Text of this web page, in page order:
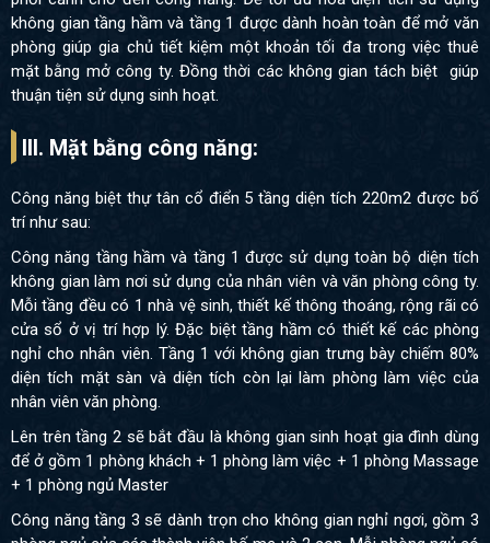
không gian tầng hầm và tầng 1 được dành hoàn toàn để mở văn
phòng giúp gia chủ tiết kiệm một khoản tối đa trong việc thuê
mặt bằng mở công ty. Đồng thời các không gian tách biệt giúp
thuận tiện sử dụng sinh hoạt.
III. Mặt bằng công năng:
Công năng biệt thự tân cổ điển 5 tầng diện tích 220m2 được bố
trí như sau:
Công năng tầng hầm và tầng 1 được sử dụng toàn bộ diện tích
không gian làm nơi sử dụng của nhân viên và văn phòng công ty.
Mỗi tầng đều có 1 nhà vệ sinh, thiết kế thông thoáng, rộng rãi có
cửa sổ ở vị trí hợp lý. Đặc biệt tầng hầm có thiết kế các phòng
nghỉ cho nhân viên. Tầng 1 với không gian trưng bày chiếm 80%
diện tích mặt sàn và diện tích còn lại làm phòng làm việc của
nhân viên văn phòng.
Lên trên tầng 2 sẽ bắt đầu là không gian sinh hoạt gia đình dùng
để ở gồm 1 phòng khách + 1 phòng làm việc + 1 phòng Massage
+ 1 phòng ngủ Master
Công năng tầng 3 sẽ dành trọn cho không gian nghỉ ngơi, gồm 3